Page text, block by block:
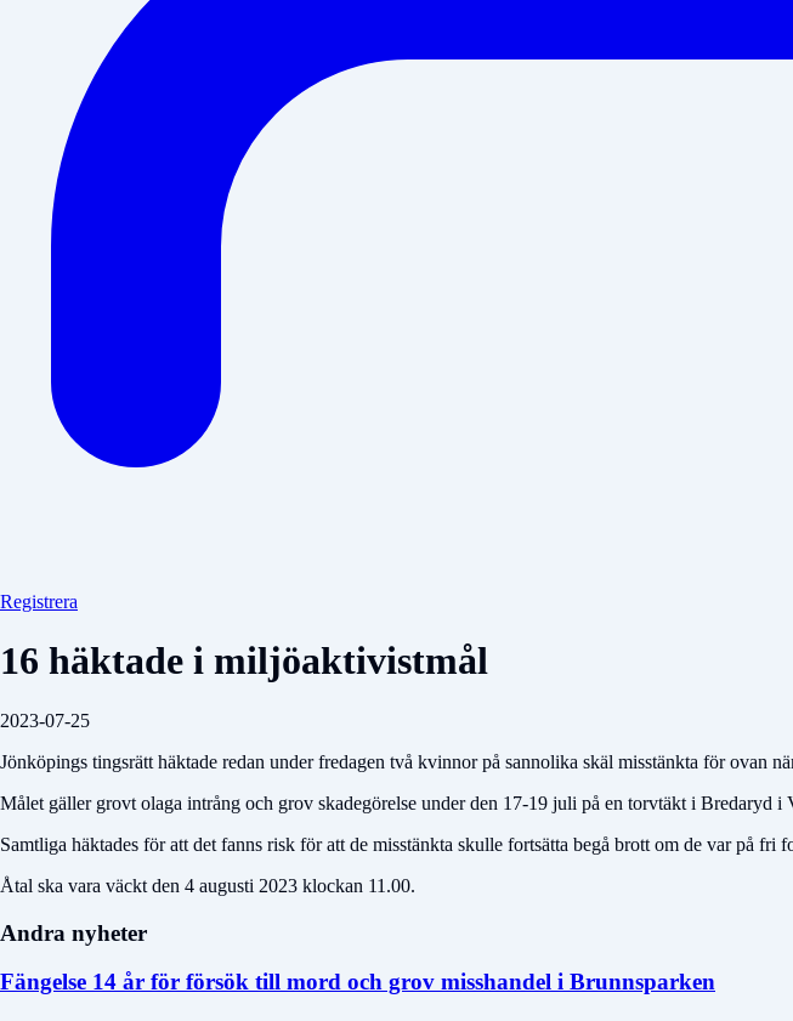
Registrera
16 häktade i miljöaktivistmål
2023-07-25
Jönköpings tingsrätt häktade redan under fredagen två kvinnor på sannolika skäl misstänkta för
Målet gäller grovt olaga intrång och grov skadegörelse under den 17-19 juli på en torvtäkt i Bredaryd i
Samtliga häktades för att det fanns risk för att de misstänkta skulle fortsätta begå brott om de var på fri
Åtal ska vara väckt den 4 augusti 2023 klockan 11.00.
Andra nyheter
Fängelse 14 år för försök till mord och grov misshandel i Brunnsparken